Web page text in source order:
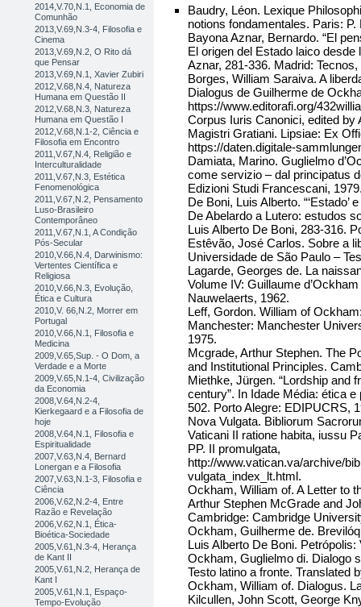
2014,V.70,N.1, Economia de
Comunhão
2013,V.69,N.3-4, Filosofia e
Cinema
2013,V.69,N.2, O Rito dá
que Pensar
2013,V.69,N.1, Xavier Zubiri
2012,V.68,N.4, Natureza
Humana em Questão II
2012,V.68,N.3, Natureza
Humana em Questão I
2012,V.68,N.1-2, Ciência e
Filosofia em Encontro
2011,V.67,N.4, Religião e
Interculturalidade
2011,V.67,N.3, Estética
Fenomenológica
2011,V.67,N.2, Pensamento
Luso-Brasileiro
Contemporâneo
2011,V.67,N.1, A Condição
Pós-Secular
2010,V.66,N.4, Darwinismo:
Vertentes Científica e
Religiosa
2010,V.66,N.3, Evolução,
Ética e Cultura
2010,V. 66,N.2, Morrer em
Portugal
2010,V.66,N.1, Filosofia e
Medicina
2009,V.65,Sup. - O Dom, a
Verdade e a Morte
2009,V.65,N.1-4, Civilização
da Economia
2008,V.64,N.2-4,
Kierkegaard e a Filosofia de
hoje
2008,V.64,N.1, Filosofia e
Espiritualidade
2007,V.63,N.4, Bernard
Lonergan e a Filosofia
2007,V.63,N.1-3, Filosofia e
Ciência
2006,V.62,N.2-4, Entre
Razão e Revelação
2006,V.62,N.1, Ética-
Bioética-Sociedade
2005,V.61,N.3-4, Herança
de Kant II
2005,V.61,N.2, Herança de
Kant I
2005,V.61,N.1, Espaço-
Tempo-Evolução
Baudry, Léon. Lexique
notions fondamentales. Paris: P.
Bayona Aznar, Bernardo. “El
El origen del Estado laico
Aznar, 281-336. Madrid: Tecnos,
Borges, William Saraiva. A
Dialogus de Guilherme de
https://www.editorafi.org/
Corpus Iuris Canonici, edited
Magistri Gratiani. Lipsiae: Ex
https://daten.digitale-
Damiata, Marino. Guglielmo
come servizio – dal principatus
Edizioni Studi Francescani,
De Boni, Luis Alberto. “‘Estado’
De Abelardo a Lutero: estudos
Luis Alberto De Boni, 283-316.
Estêvão, José Carlos. Sobre a
Universidade de São Paulo –
Lagarde, Georges de. La
Volume IV: Guillaume
Nauwelaerts, 1962.
Leff, Gordon. William of
Manchester: Manchester
1975.
Mcgrade, Arthur Stephen. The
and Institutional Principles.
Miethke, Jürgen. “Lordship and
century”. In Idade Média: ética
502. Porto Alegre: EDIPUCRS,
Nova Vulgata. Bibliorum
Vaticani II ratione habita, iussu
PP. II promulgata,
http://www.vatican.va/archive/
vulgata_index_lt.html.
Ockham, William of. A Letter to
Arthur Stephen McGrade and
Cambridge: Cambridge
Ockham, Guilherme de.
Luis Alberto De Boni. Petrópolis:
Ockham, Guglielmo di. Dialogo
Testo latino a fronte. Translated
Ockham, William of. Dialogus.
Kilcullen, John Scott, George